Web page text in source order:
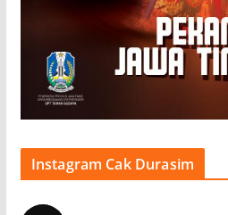
Instagram Cak Durasim